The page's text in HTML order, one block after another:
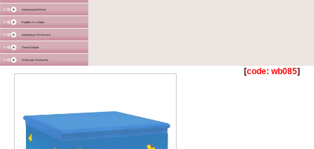
Διακοσμητικά Σταντ
Καμβάς σε τελάρο
Διάφορα με Εκτύπωση
Γλειφιτζούρια
Στολισμός Εκκλησίας
[code: wb085]